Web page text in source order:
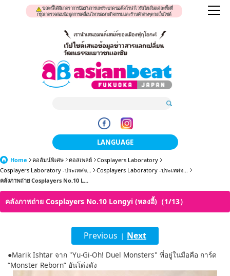
ขณะนี้ได้มีมาตราการป้องกันการแพร่ระบาดของโคโรน่าไวรัสใหม่ในแต่ละพื้นที่
กรุณาตรวจสอบข้อมูลการเคลื่อนไหวของงานกิจกรรมและร้านค้าต่างๆตามเว็บไซต์
LANGUAGE
日本語
簡体中文
English
Home คอลัมน์พิเศษ คอสเพลย์
Cosplayers Laboratory
Cosplayers Laboratory -ประเทศจ...
Cosplayers Laboratory -ประเทศจ...
คลังภาพถ่าย Cosplayers No.10 L...
คลังภาพถ่าย Cosplayers No.10 Longyi (หลงอี้)（1/13）
Previous | Next
●Marik Ishtar จาก "Yu-Gi-Oh! Duel Monsters" ที่อยู่ในมือคือ การ์ด
“Monster Reborn” อันโด่งดัง